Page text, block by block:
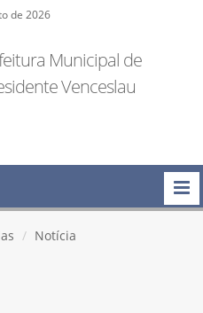
de 2026
Municipal de
Venceslau
Notícia